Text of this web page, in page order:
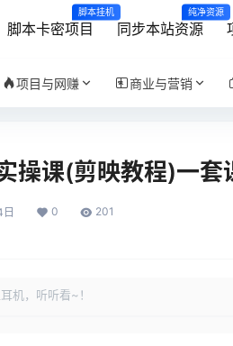
脚本卡密项目
脚本挂机
同步本站资源
纯净资源
项目与网赚 商业与营销
操课(剪映教程)一
0 201
机，听听看~！